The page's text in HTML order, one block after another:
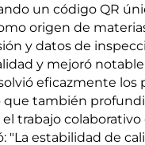
un código QR
origen de
y datos de
y mejoró
eficazmente
que también
trabajo colaborativo
"La estabilidad de